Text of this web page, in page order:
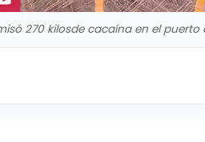
270 kilosde cacaína en el puerto